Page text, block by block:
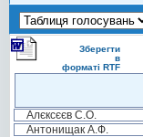
Зберегти
в
форматі RTF
Алєксєєв С.О.
Антонищак А.Ф.